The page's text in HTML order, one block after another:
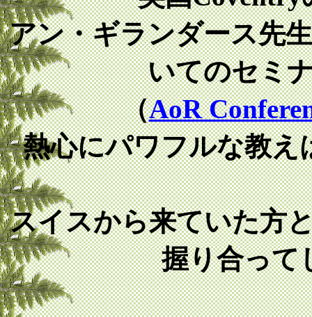
アン・ギランダース先
いてのセミ
（AoR
熱心にパワフルな教え
スイスから来ていた方
握り合って